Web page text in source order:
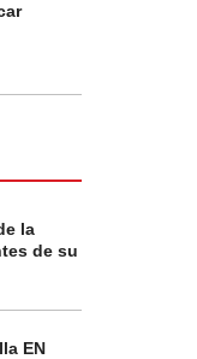
la
de su
EN